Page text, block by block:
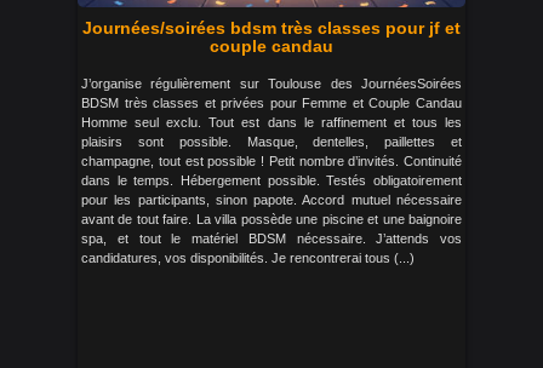
Journées/soirées bdsm très classes pour jf et
couple candau
J’organise régulièrement sur Toulouse des JournéesSoirées
BDSM très classes et privées pour Femme et Couple Candau
Homme seul exclu. Tout est dans le raffinement et tous les
plaisirs sont possible. Masque, dentelles, paillettes et
champagne, tout est possible ! Petit nombre d’invités. Continuité
dans le temps. Hébergement possible. Testés obligatoirement
pour les participants, sinon papote. Accord mutuel nécessaire
avant de tout faire. La villa possède une piscine et une baignoire
spa, et tout le matériel BDSM nécessaire. J’attends vos
candidatures, vos disponibilités. Je rencontrerai tous (...)